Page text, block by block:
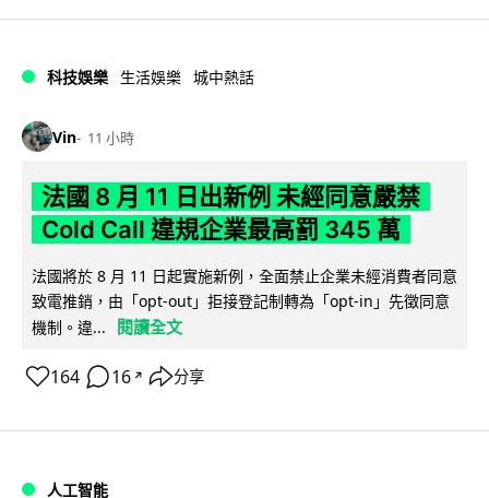
科技娛樂 生活娛樂 城中熱話
Vin 11 小時
法國 8 月 11 日出新例 未經同意嚴禁
Cold Call 違規企業最高罰 345 萬
法國將於 8 月 11 日起實施新例，全面禁止企業未經消費者同意
致電推銷，由「opt-out」拒接登記制轉為「opt-in」先徵同意
機制。違...
閱讀全文
164 16 ↗ 分享
人工智能